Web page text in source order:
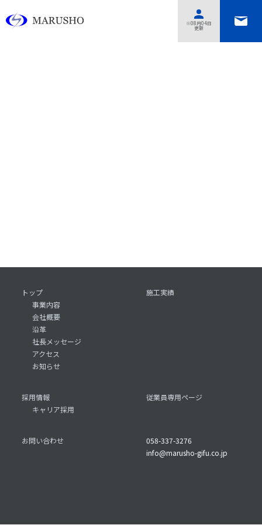
※08月04日
更新
あああああ
トップ
事業内容
会社概要
沿革
社長メッセージ
アクセス
お知らせ
施工実績
採用情報
キャリア採用
従業員専用ページ
お問い合わせ
058-337-3276
info@marusho-gifu.co.jp